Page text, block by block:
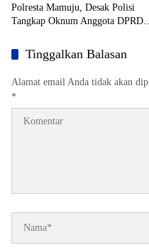
Polresta Mamuju, Desak Polisi
Tangkap Oknum Anggota DPRD
Tersangka Tambang Emas Ilegal
Tinggalkan Balasan
Alamat email Anda tidak akan
*